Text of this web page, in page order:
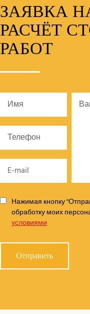
ЗАЯВКА
РАСЧЁТ
РАБОТ
Нажимая кнопку
обработку моих
условиями